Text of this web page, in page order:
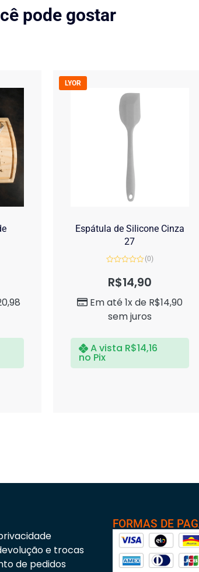
pode gostar
LYOR
Espátula de Silicone Cinza
27
de
(0)
R$14,90
Em até 1x de R$14,90
sem juros
A vista R$14,16
no Pix
e trocas
de pedidos
FORMAS DE